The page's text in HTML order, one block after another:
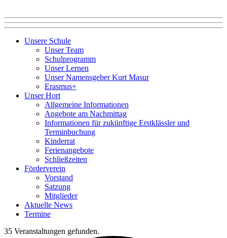
Unsere Schule
Unser Team
Schulprogramm
Unser Lernen
Unser Namensgeber Kurt Masur
Erasmus+
Unser Hort
Allgemeine Informationen
Angebote am Nachmittag
Informationen für zukünftige Erstklässler und
Terminbuchung
Kinderrat
Ferienangebote
Schließzeiten
Förderverein
Vorstand
Satzung
Mitglieder
Aktuelle News
Termine
35 Veranstaltungen gefunden.